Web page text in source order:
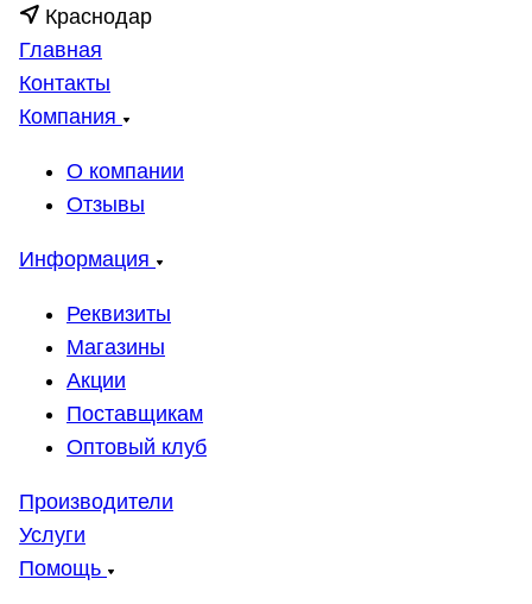
Краснодар
Главная
Контакты
Компания
О компании
Отзывы
Информация
Реквизиты
Магазины
Акции
Поставщикам
Оптовый клуб
Производители
Услуги
Помощь